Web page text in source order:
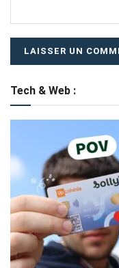
Tech & Web :